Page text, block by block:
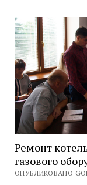
Ремонт
газового
ОПУБЛИКОВАНО